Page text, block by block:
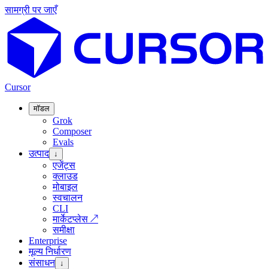
सामग्री पर जाएँ
Cursor
मॉडल
Grok
Composer
Evals
उत्पाद ↓
एजेंट्स
क्लाउड
मोबाइल
स्वचालन
CLI
मार्केटप्लेस ↗
समीक्षा
Enterprise
मूल्य निर्धारण
संसाधन ↓